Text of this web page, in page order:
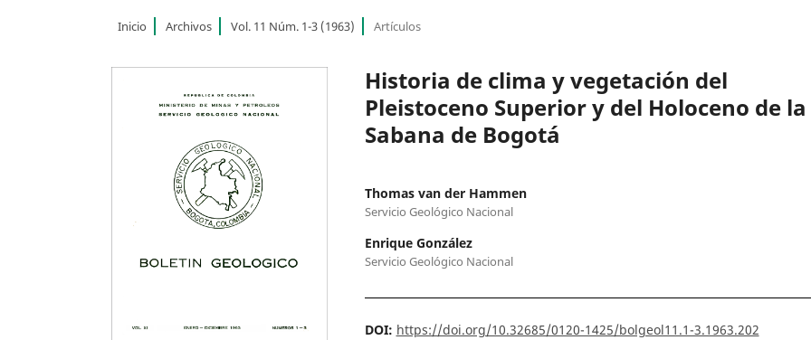
Inicio Archivos Vol. 11 Núm. 1-3 (1963) Artículos
Historia de clima y vegetación del
Pleistoceno Superior y del Holoceno de la
Sabana de Bogotá
Thomas van der Hammen
Servicio Geológico Nacional
Enrique González
Servicio Geológico Nacional
DOI: https://doi.org/10.32685/0120-1425/bolgeol11.1-3.1963.202